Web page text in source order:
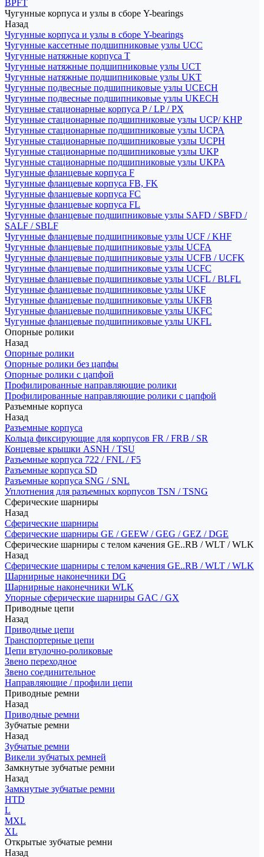
BPFT
Чугунные корпуса и узлы в сборе Y-bearings
Назад
Чугунные корпуса и узлы в сборе Y-bearings
Чугунные кассетные подшипниковые узлы UCC
Чугунные натяжные корпуса T
Чугунные натяжные подшипниковые узлы UCT
Чугунные натяжные подшипниковые узлы UKT
Чугунные подвесные подшипниковые узлы UCECH
Чугунные подвесные подшипниковые узлы UKECH
Чугунные стационарные корпуса P / LP / PX
Чугунные стационарные подшипниковые узлы UCP/ KHP
Чугунные стационарные подшипниковые узлы UCPA
Чугунные стационарные подшипниковые узлы UCPH
Чугунные стационарные подшипниковые узлы UKP
Чугунные стационарные подшипниковые узлы UKPA
Чугунные фланцевые корпуса F
Чугунные фланцевые корпуса FB, FK
Чугунные фланцевые корпуса FC
Чугунные фланцевые корпуса FL
Чугунные фланцевые подшипниковые узлы SAFD / SBFD /
SALF / SBLF
Чугунные фланцевые подшипниковые узлы UCF / KHF
Чугунные фланцевые подшипниковые узлы UCFA
Чугунные фланцевые подшипниковые узлы UCFB / UCFK
Чугунные фланцевые подшипниковые узлы UCFC
Чугунные фланцевые подшипниковые узлы UCFL / BLFL
Чугунные фланцевые подшипниковые узлы UKF
Чугунные фланцевые подшипниковые узлы UKFB
Чугунные фланцевые подшипниковые узлы UKFC
Чугунные фланцевые подшипниковые узлы UKFL
Опорные ролики
Назад
Опорные ролики
Опорные ролики без цапфы
Опорные ролики с цапфой
Профилированные направляющие ролики
Профилированные направляющие ролики с цапфой
Разъемные корпуса
Назад
Разъемные корпуса
Кольца фиксирующие для корпусов FR / FRB / SR
Концевые крышки ASNH / TSU
Разъемные корпуса 722 / FNL / F5
Разъемные корпуса SD
Разъемные корпуса SNG / SNL
Уплотнения для разъемных корпусов TSN / TSNG
Сферические шарниры
Назад
Сферические шарниры
Сферические шарниры GE / GEEW / GEG / GEZ / DGE
Сферические шарниры с телом качения GE..RB / WLT / WLK
Назад
Сферические шарниры с телом качения GE..RB / WLT / WLK
Шарнирные наконечники DG
Шарнирные наконечники WLK
Упорные сферические шарниры GAC / GX
Приводные цепи
Назад
Приводные цепи
Транспортерные цепи
Цепи втулочно-роликовые
Звено переходное
Звено соединительное
Направляющие / профили цепи
Приводные ремни
Назад
Приводные ремни
Зубчатые ремни
Назад
Зубчатые ремни
Викели зубчатых ремней
Замкнутые зубчатые ремни
Назад
Замкнутые зубчатые ремни
HTD
L
MXL
XL
Открытые зубчатые ремни
Назад